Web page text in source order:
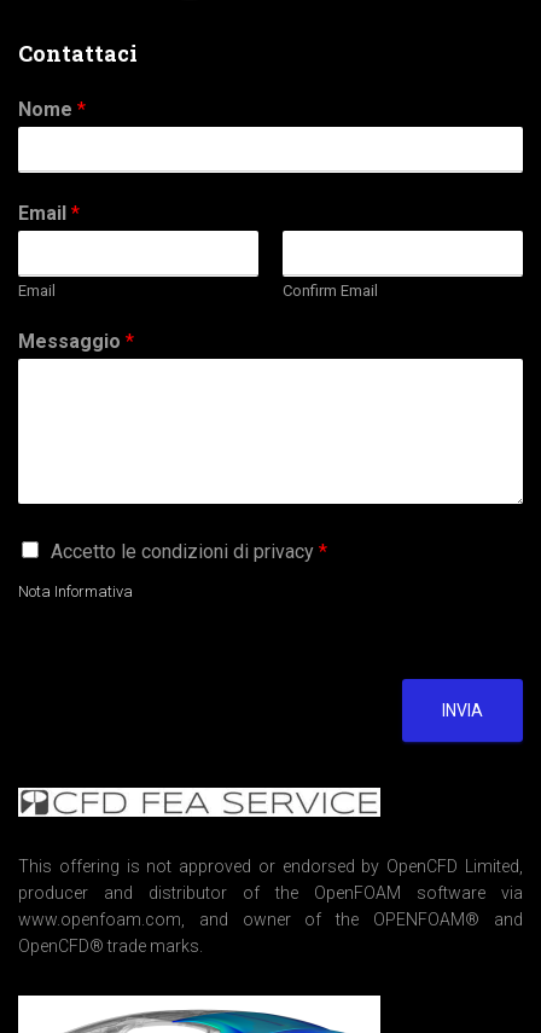
Contattaci
Nome *
Email *
Email Confirm Email
Messaggio *
G
P
e
n
*
Accetto le condizioni di privacy *
Nota Informativa
INVIA
This offering is not approved or endorsed by OpenCFD Limited,
producer and distributor of the OpenFOAM software via
www.openfoam.com, and owner of the OPENFOAM® and
OpenCFD® trade marks.